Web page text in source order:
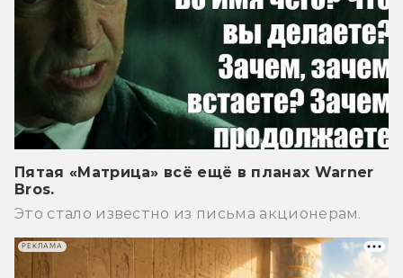
Пятая «Матрица» всё ещё в планах Warner
Bros.
Это стало известно из письма акционерам.
РЕКЛАМА